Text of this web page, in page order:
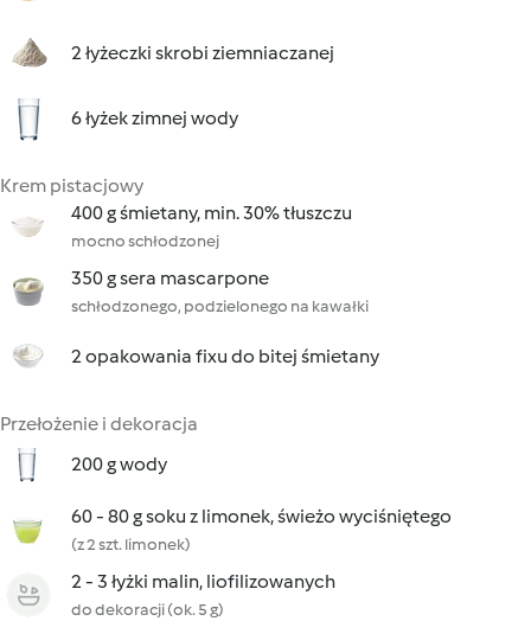
2 łyżeczki skrobi ziemniaczanej
6 łyżek zimnej wody
Krem pistacjowy
400 g śmietany, min. 30% tłuszczu
mocno schłodzonej
350 g sera mascarpone
schłodzonego, podzielonego na kawałki
2 opakowania fixu do bitej śmietany
Przełożenie i dekoracja
200 g wody
60 - 80 g soku z limonek, świeżo wyciśniętego
(z 2 szt. limonek)
2 - 3 łyżki malin, liofilizowanych
do dekoracji (ok. 5 g)